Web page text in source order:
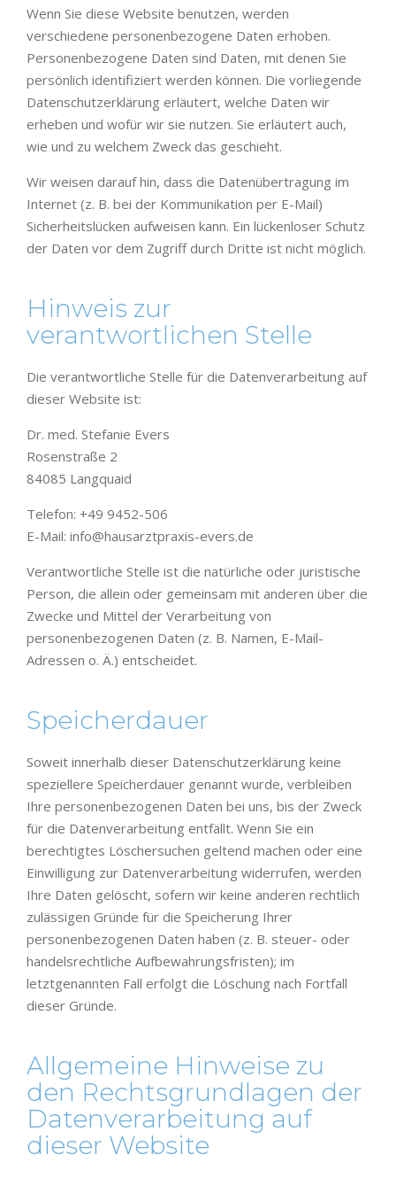
Wenn Sie diese Website benutzen, werden
verschiedene personenbezogene Daten erhoben.
Personenbezogene Daten sind Daten, mit denen Sie
persönlich identifiziert werden können. Die vorliegende
Datenschutzerklärung erläutert, welche Daten wir
erheben und wofür wir sie nutzen. Sie erläutert auch,
wie und zu welchem Zweck das geschieht.
Wir weisen darauf hin, dass die Datenübertragung im
Internet (z. B. bei der Kommunikation per E-Mail)
Sicherheitslücken aufweisen kann. Ein lückenloser Schutz
der Daten vor dem Zugriff durch Dritte ist nicht möglich.
Hinweis zur
verantwortlichen Stelle
Die verantwortliche Stelle für die Datenverarbeitung auf
dieser Website ist:
Dr. med. Stefanie Evers
Rosenstraße 2
84085 Langquaid
Telefon: +49 9452-506
E-Mail: info@hausarztpraxis-evers.de
Verantwortliche Stelle ist die natürliche oder juristische
Person, die allein oder gemeinsam mit anderen über die
Zwecke und Mittel der Verarbeitung von
personenbezogenen Daten (z. B. Namen, E-Mail-
Adressen o. Ä.) entscheidet.
Speicherdauer
Soweit innerhalb dieser Datenschutzerklärung keine
speziellere Speicherdauer genannt wurde, verbleiben
Ihre personenbezogenen Daten bei uns, bis der Zweck
für die Datenverarbeitung entfällt. Wenn Sie ein
berechtigtes Löschersuchen geltend machen oder eine
Einwilligung zur Datenverarbeitung widerrufen, werden
Ihre Daten gelöscht, sofern wir keine anderen rechtlich
zulässigen Gründe für die Speicherung Ihrer
personenbezogenen Daten haben (z. B. steuer- oder
handelsrechtliche Aufbewahrungsfristen); im
letztgenannten Fall erfolgt die Löschung nach Fortfall
dieser Gründe.
Allgemeine Hinweise zu
den Rechtsgrundlagen der
Datenverarbeitung auf
dieser Website